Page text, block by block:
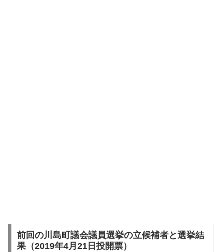
前回の川島町議会議員選挙の立候補者と選挙結
果（2019年4月21日投開票）